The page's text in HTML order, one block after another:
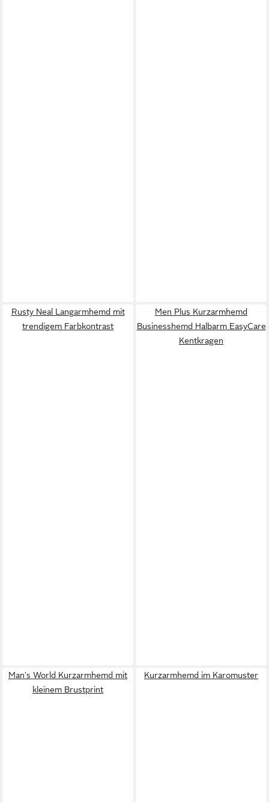
Rusty Neal Langarmhemd mit
trendigem Farbkontrast
Men Plus Kurzarmhemd
Businesshemd Halbarm EasyCare
Kentkragen
Man's World Kurzarmhemd mit
kleinem Brustprint
Kurzarmhemd im Karomuster